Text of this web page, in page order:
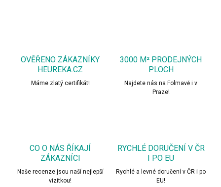
OVĚŘENO ZÁKAZNÍKY
HEUREKA.CZ
Máme zlatý certifikát!
3000 M² PRODEJNÝCH
PLOCH
Najdete nás na Folmavě i v
Praze!
CO O NÁS ŘÍKAJÍ
ZÁKAZNÍCI
Naše recenze jsou naší nejlepší
vizitkou!
RYCHLÉ DORUČENÍ V ČR
I PO EU
Rychlé a levné doručení v ČR i po
EU!